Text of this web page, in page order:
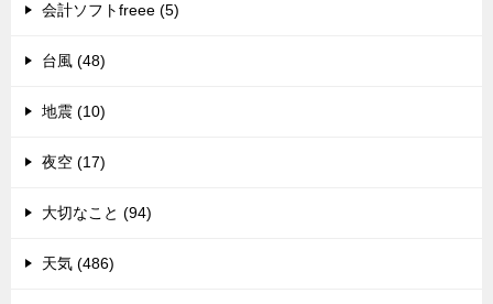
会計ソフトfreee (5)
台風 (48)
地震 (10)
夜空 (17)
大切なこと (94)
天気 (486)